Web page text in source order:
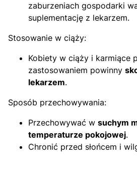
zaburzeniach gospodarki
suplementację z lekarzem.
Stosowanie w ciąży:
Kobiety w ciąży i karmiące
zastosowaniem powinny
lekarzem.
Sposób przechowywania:
Przechowywać w suchym
temperaturze pokojowej.
Chronić przed słońcem i